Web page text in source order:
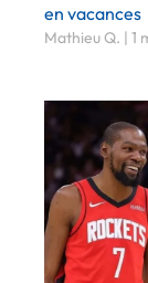
en vacances
Mathieu Q. 1